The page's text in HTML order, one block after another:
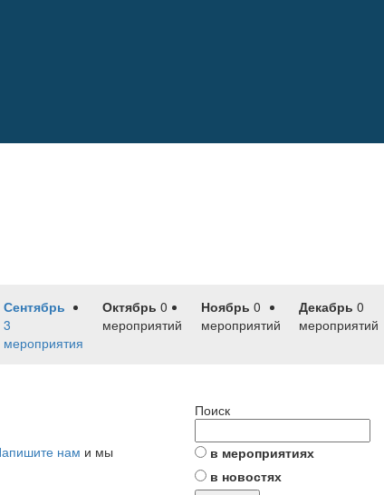
Сентябрь
3
мероприятия
Октябрь 0
мероприятий
Ноябрь 0
мероприятий
Декабрь 0
мероприятий
нам и мы
Поиск
в мероприятиях
в новостях